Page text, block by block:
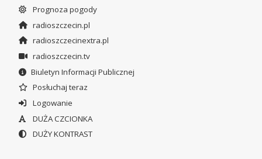
Prognoza pogody
radioszczecin.pl
radioszczecinextra.pl
radioszczecin.tv
Biuletyn Informacji Publicznej
Posłuchaj teraz
Logowanie
DUŻA CZCIONKA
DUŻY KONTRAST